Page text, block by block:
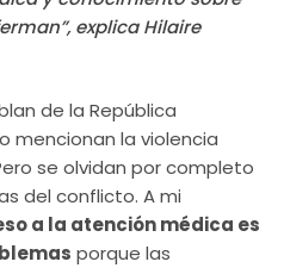
explica Hilaire
de la República
mencionan la violencia
se olvidan por completo
del conflicto. A mi
a la atención médica es
porque las